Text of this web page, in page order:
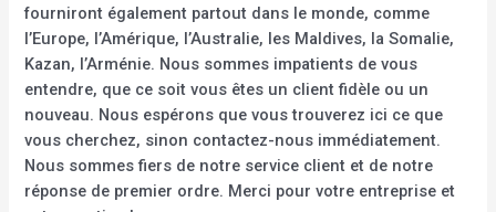
fourniront également partout dans le monde, comme
l’Europe, l’Amérique, l’Australie, les Maldives, la Somalie,
Kazan, l’Arménie. Nous sommes impatients de vous
entendre, que ce soit vous êtes un client fidèle ou un
nouveau. Nous espérons que vous trouverez ici ce que
vous cherchez, sinon contactez-nous immédiatement.
Nous sommes fiers de notre service client et de notre
réponse de premier ordre. Merci pour votre entreprise et